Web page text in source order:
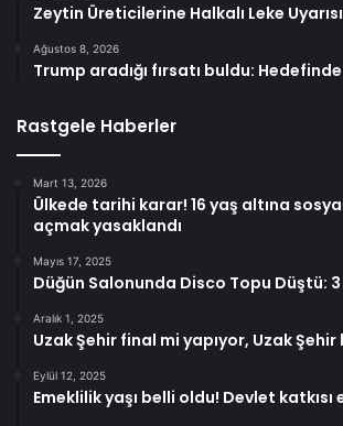
Zeytin Üreticilerine Halkalı Leke Uyarısı
Ağustos 8, 2026
Trump aradığı fırsatı buldu:
Rastgele Haberler
Mart 13, 2026
Ülkede tarihi karar! 16 yaş altına
açmak yasaklandı
Mayıs 17, 2025
Düğün Salonunda Disco Topu Düştü: 3
Aralık 1, 2025
Uzak Şehir final mi yapıyor, Uzak
Eylül 12, 2025
Emeklilik yaşı belli oldu! Devlet katkısı